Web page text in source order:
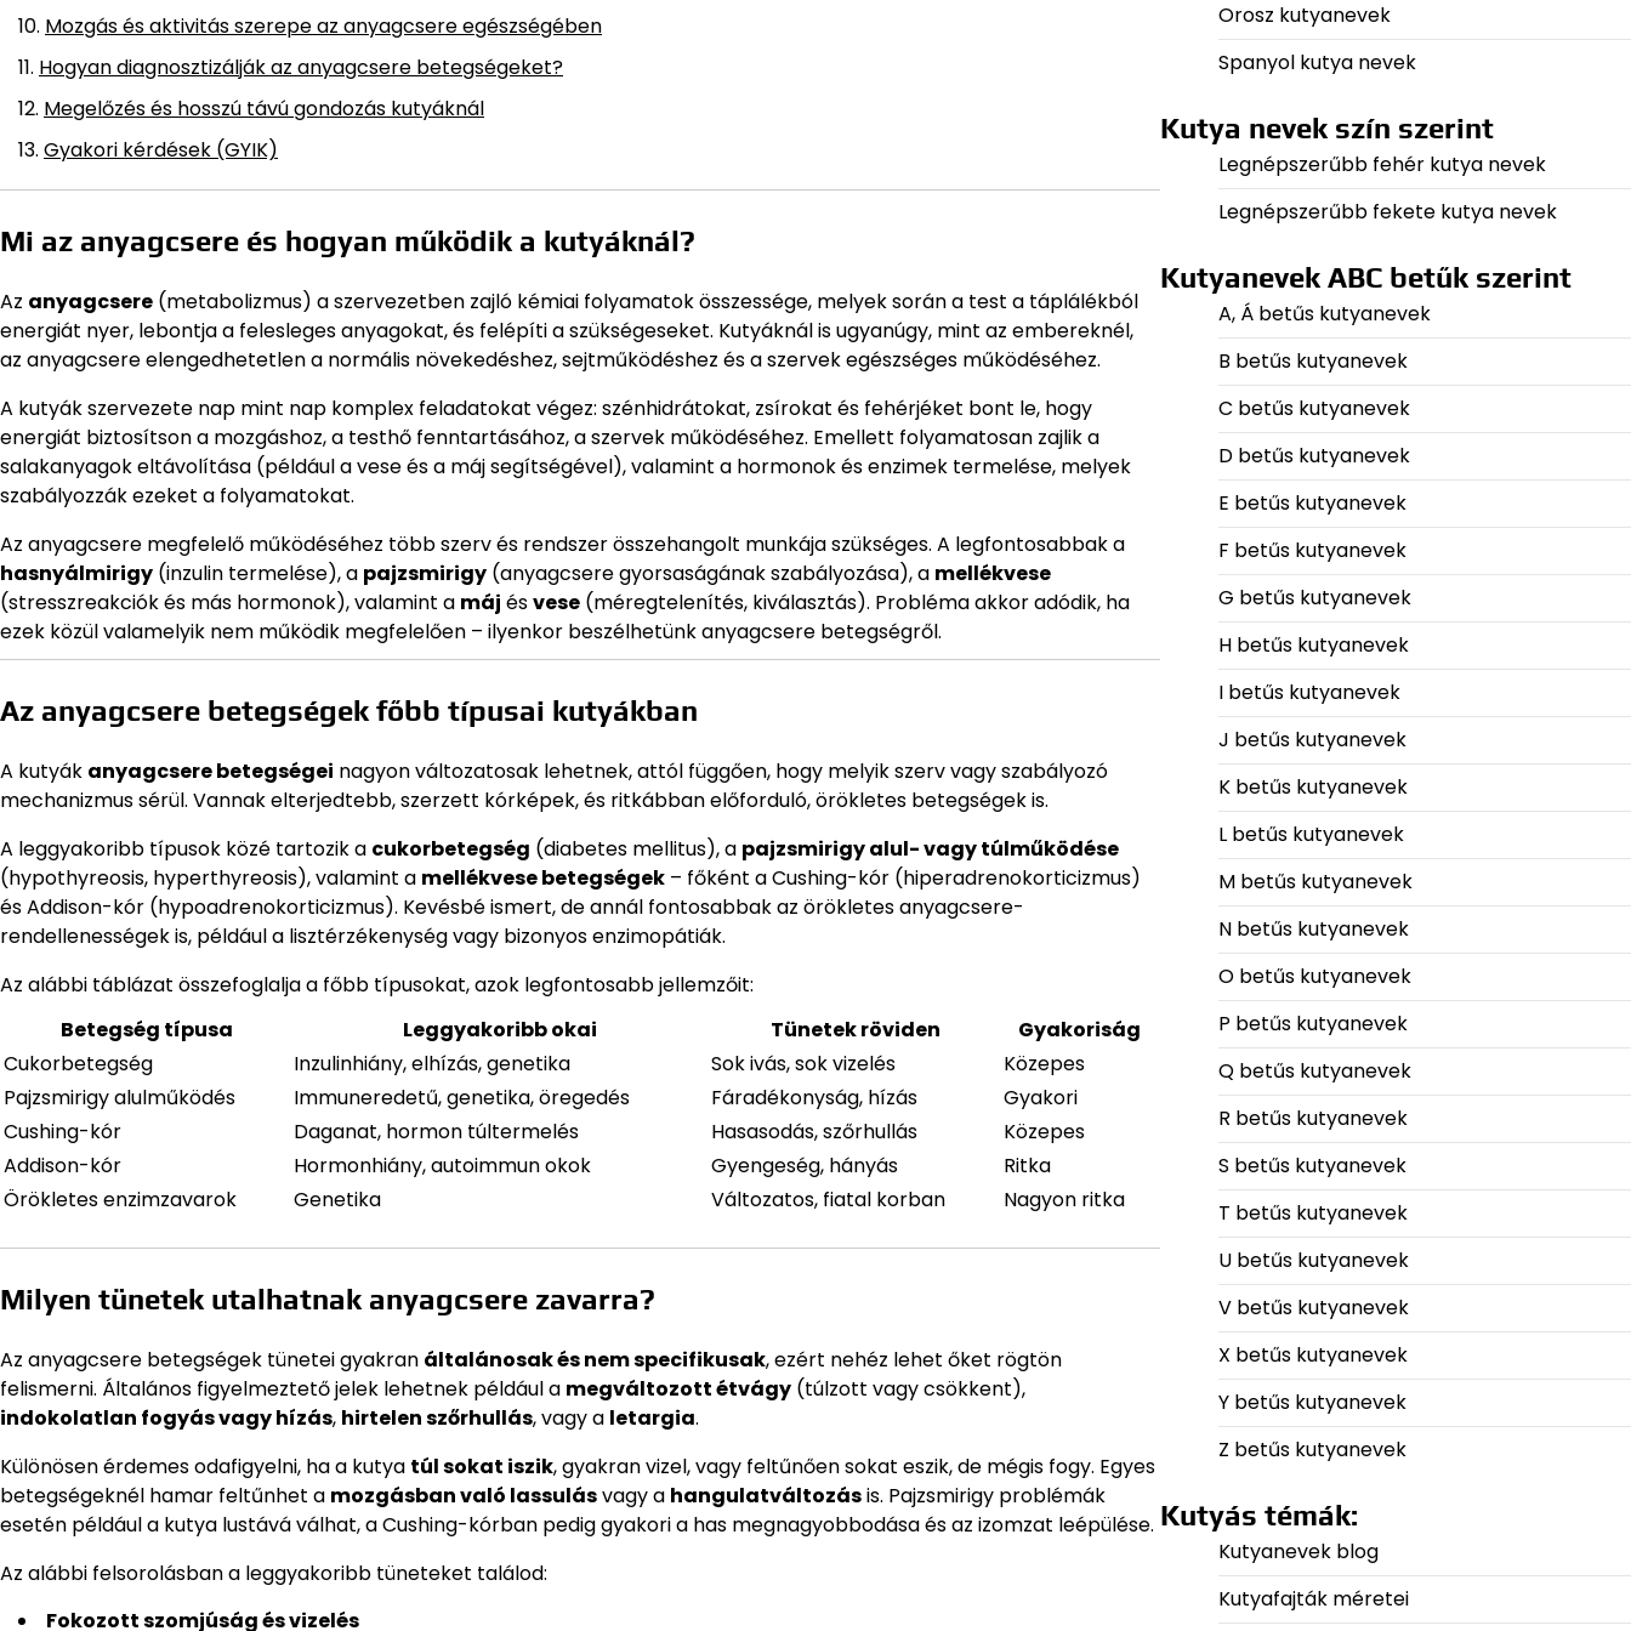
Mozgás és aktivitás szerepe az anyagcsere egészségében
Hogyan diagnosztizálják az anyagcsere betegségeket?
Megelőzés és hosszú távú gondozás kutyáknál
Gyakori kérdések (GYIK)
Mi az anyagcsere és hogyan működik a kutyáknál?
Az anyagcsere (metabolizmus) a szervezetben zajló kémiai folyamatok összessége, melyek során a test a táplálékból
energiát nyer, lebontja a felesleges anyagokat, és felépíti a szükségeseket. Kutyáknál is ugyanúgy, mint az embereknél,
az anyagcsere elengedhetetlen a normális növekedéshez, sejtműködéshez és a szervek egészséges működéséhez.
A kutyák szervezete nap mint nap komplex feladatokat végez: szénhidrátokat, zsírokat és fehérjéket bont le, hogy
energiát biztosítson a mozgáshoz, a testhő fenntartásához, a szervek működéséhez. Emellett folyamatosan zajlik a
salakanyagok eltávolítása (például a vese és a máj segítségével), valamint a hormonok és enzimek termelése, melyek
szabályozzák ezeket a folyamatokat.
Az anyagcsere megfelelő működéséhez több szerv és rendszer összehangolt munkája szükséges. A legfontosabbak a
hasnyálmirigy (inzulin termelése), a pajzsmirigy (anyagcsere gyorsaságának szabályozása), a mellékvese
(stresszreakciók és más hormonok), valamint a máj ésvese (méregtelenítés, kiválasztás). Probléma akkor adódik, ha
ezek közül valamelyik nem működik megfelelően – ilyenkor beszélhetünk anyagcsere betegségről.
Az anyagcsere betegségek főbb típusai kutyákban
A kutyák anyagcsere betegségei nagyon változatosak lehetnek, attól függően, hogy melyik szerv vagy szabályozó
mechanizmus sérül. Vannak elterjedtebb, szerzett kórképek, és ritkábban előforduló, örökletes betegségek is.
A leggyakoribb típusok közé tartozik a cukorbetegség (diabetes mellitus), a pajzsmirigy alul- vagy túlműködése
(hypothyreosis, hyperthyreosis), valamint a mellékvese betegségek – főként a Cushing-kór (hiperadrenokorticizmus)
és Addison-kór (hypoadrenokorticizmus). Kevésbé ismert, de annál fontosabbak az örökletes anyagcsere-
rendellenességek is, például a lisztérzékenység vagy bizonyos enzimopátiák.
Az alábbi táblázat összefoglalja a főbb típusokat, azok legfontosabb jellemzőit:
Betegség típusa
Leggyakoribb okai Tünetek röviden
Gyakoriság
Cukorbetegség
Inzulinhiány, elhízás, genetika Sok ivás, sok vizelés
Közepes
Pajzsmirigy alulműködés
Immuneredetű, genetika, öregedés Fáradékonyság, hízás
Gyakori
Cushing-kór
Daganat, hormon túltermelés Hasasodás, szőrhullás
Közepes
Addison-kór
Hormonhiány, autoimmun okok Gyengeség, hányás
Ritka
Örökletes enzimzavarok
Genetika Változatos, fiatal korban Nagyon ritka
Milyen tünetek utalhatnak anyagcsere zavarra?
Az anyagcsere betegségek tünetei gyakran általánosak és nem specifikusak, ezért nehéz lehet őket rögtön
felismerni. Általános figyelmeztető jelek lehetnek például a megváltozott étvágy (túlzott vagy csökkent),
indokolatlan fogyás vagy hízás, hirtelen szőrhullás, vagy a letargia.
Különösen érdemes odafigyelni, ha a kutya túl sokat iszik, gyakran vizel, vagy feltűnően sokat eszik, de mégis fogy. Egyes
betegségeknél hamar feltűnhet a mozgásban való lassulásvagy a hangulatváltozásis. Pajzsmirigy problémák
esetén például a kutya lustává válhat, a Cushing-kórban pedig gyakori a has megnagyobbodása és az izomzat leépülése.
Az alábbi felsorolásban a leggyakoribb tüneteket találod:
Fokozott szomjúság és vizelés
Orosz kutyanevek
Spanyol kutya nevek
Kutya nevek szín szerint
Legnépszerűbb fehér kutya nevek
Legnépszerűbb fekete kutya nevek
Kutyanevek ABC betűk szerint
A, Á betűs kutyanevek
B betűs kutyanevek
C betűs kutyanevek
D betűs kutyanevek
E betűs kutyanevek
F betűs kutyanevek
G betűs kutyanevek
H betűs kutyanevek
I betűs kutyanevek
J betűs kutyanevek
K betűs kutyanevek
L betűs kutyanevek
M betűs kutyanevek
N betűs kutyanevek
O betűs kutyanevek
P betűs kutyanevek
Q betűs kutyanevek
R betűs kutyanevek
S betűs kutyanevek
T betűs kutyanevek
U betűs kutyanevek
V betűs kutyanevek
X betűs kutyanevek
Y betűs kutyanevek
Z betűs kutyanevek
Kutyás témák:
Kutyanevek blog
Kutyafajták méretei